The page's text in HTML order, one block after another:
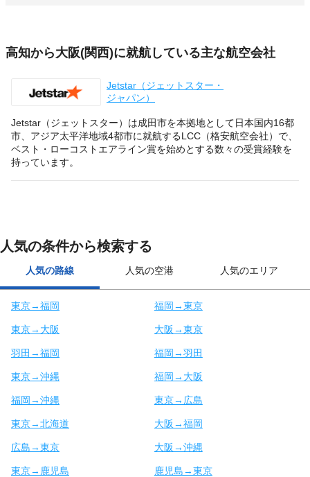
高知から大阪(関西)に就航している主な航空会社
Jetstar（ジェットスター・
ジャパン）
Jetstar（ジェットスター）は成田市を本拠地として日本国内16都
市、アジア太平洋地域4都市に就航するLCC（格安航空会社）で、
ベスト・ローコストエアライン賞を始めとする数々の受賞経験を
持っています。
人気の条件から検索する
人気の路線 人気の空港 人気のエリア
東京→福岡 福岡→東京
東京→大阪 大阪→東京
羽田→福岡 福岡→羽田
東京→沖縄 福岡→大阪
福岡→沖縄 東京→広島
東京→北海道 大阪→福岡
広島→東京 大阪→沖縄
東京→鹿児島 鹿児島→東京